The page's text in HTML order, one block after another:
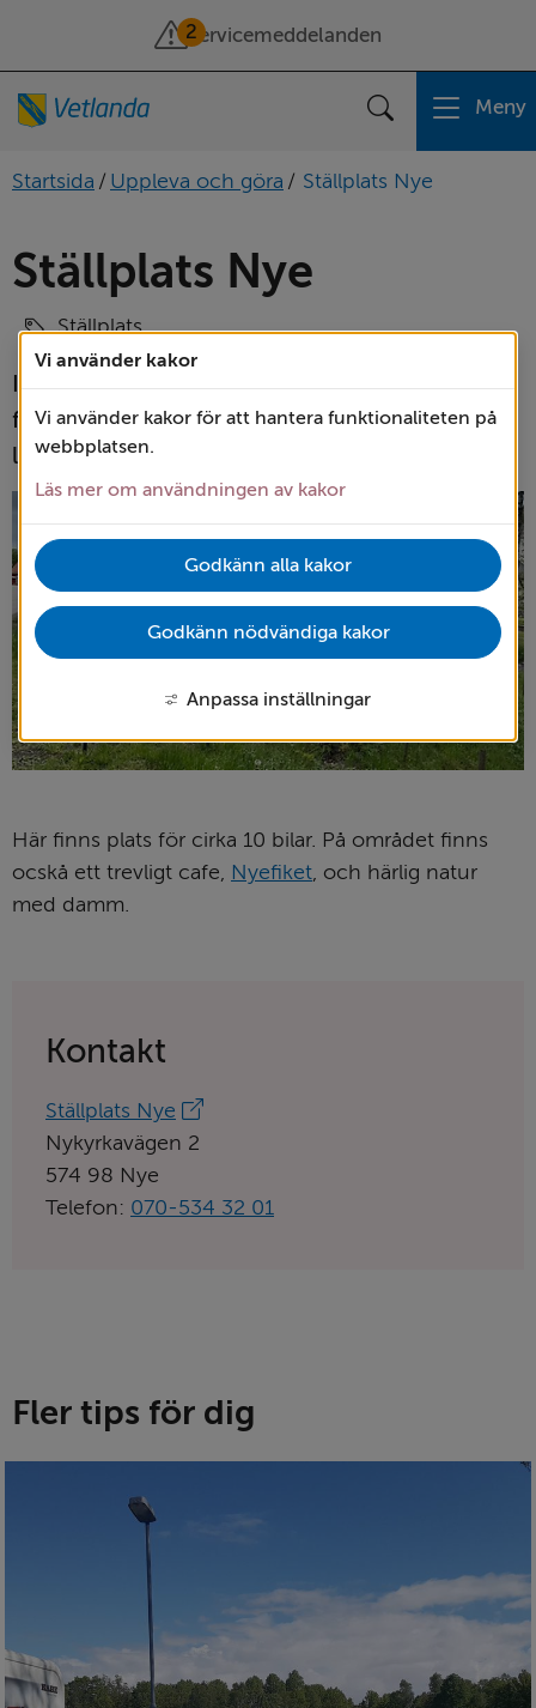
Vi använder kakor
Vi använder kakor för att hantera funktionaliteten på
webbplatsen.
Läs mer om användningen av kakor
Godkänn alla kakor
Godkänn nödvändiga kakor
Anpassa inställningar
2
Servicemeddelanden
Sök Meny
Startsida / Uppleva och göra / Ställplats Nye
Ställplats Nye
Ställplats
I Nye finns fina ställplatser och möjlighet att
fylla på vatten och tömma gråvatten och
latrin.
Här finns plats för cirka 10 bilar. På området finns
ocskå ett trevligt cafe, Nyefiket , och härlig natur
med damm.
Kontakt
Länk
till
aktörens
hemsida:
Ställplats Nye
Nykyrkavägen 2
574 98 Nye
Telefon: 070-534 32 01
Fler tips för dig